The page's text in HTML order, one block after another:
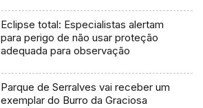
Eclipse total: Especialistas alertam
para perigo de não usar proteção
adequada para observação
Parque de Serralves vai receber um
exemplar do Burro da Graciosa